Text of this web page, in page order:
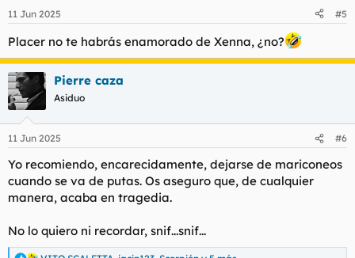
e
:
11 Jun 2025 #5
Placer no te habrás enamorado de Xenna, ¿no?
Pierre caza
Asiduo
11 Jun 2025 #6
Yo recomiendo, encarecidamente, dejarse de mariconeos
cuando se va de putas. Os aseguro que, de cualquier
manera, acaba en tragedia.
No lo quiero ni recordar, snif...snif...